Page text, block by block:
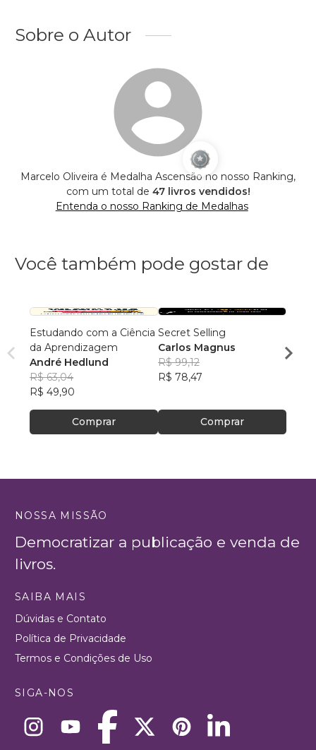
Sobre o Autor
Marcelo Oliveira é Medalha Ascensão no nosso Ranking,
com um total de 47 livros vendidos!
Entenda o nosso Ranking de Medalhas
Você também pode gostar de
Estudando com a Ciência
da Aprendizagem
André Hedlund
R$ 63,04
R$ 49,90
Comprar
Secret Selling
Carlos Magnus
R$ 99,12
R$ 78,47
Comprar
NOSSA MISSÃO
Democratizar a publicação e venda de
livros.
SAIBA MAIS
Dúvidas e Contato
Política de Privacidade
Termos e Condições de Uso
SIGA-NOS